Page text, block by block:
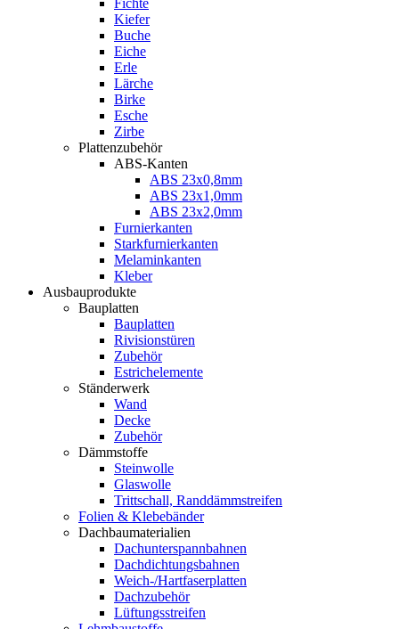
Fichte
Kiefer
Buche
Eiche
Erle
Lärche
Birke
Esche
Zirbe
Plattenzubehör
ABS-Kanten
ABS 23x0,8mm
ABS 23x1,0mm
ABS 23x2,0mm
Furnierkanten
Starkfurnierkanten
Melaminkanten
Kleber
Ausbauprodukte
Bauplatten
Bauplatten
Rivisionstüren
Zubehör
Estrichelemente
Ständerwerk
Wand
Decke
Zubehör
Dämmstoffe
Steinwolle
Glaswolle
Trittschall, Randdämmstreifen
Folien & Klebebänder
Dachbaumaterialien
Dachunterspannbahnen
Dachdichtungsbahnen
Weich-/Hartfaserplatten
Dachzubehör
Lüftungsstreifen